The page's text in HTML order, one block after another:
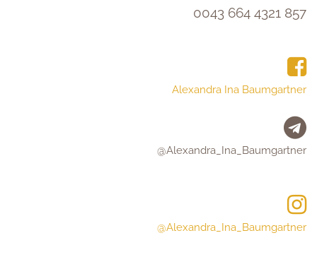
0043 664 4321 857
Alexandra Ina Baumgartner
@Alexandra_Ina_Baumgartner
@Alexandra_Ina_Baumgartner